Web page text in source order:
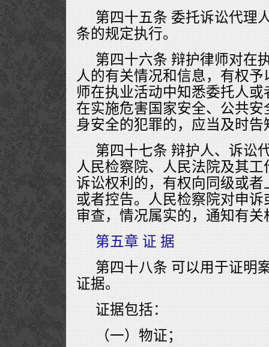
第四十五条 委托诉讼代理
条的规定执行。
第四十六条 辩护律师对在
人的有关情况和信息，有权
师在执业活动中知悉委托人
在实施危害国家安全、公共
身安全的犯罪的，应当及时告
第四十七条 辩护人、诉讼
人民检察院、人民法院及其
诉讼权利的，有权向同级或
或者控告。人民检察院对申
审查，情况属实的，通知有
第五章 证 据
第四十八条 可以用于证明
证据。
证据包括：
（一）物证；